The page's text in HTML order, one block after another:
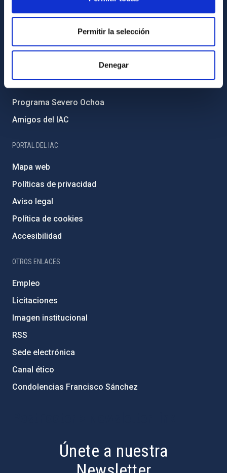
Permitir la selección
Denegar
Igualdad y diversidad de género
Medio Ambiente y Sostenibilidad
Proyectos institucionales
Financiación externa
Programa Severo Ochoa
Amigos del IAC
PORTAL DEL IAC
Mapa web
Políticas de privacidad
Aviso legal
Política de cookies
Accesibilidad
OTROS ENLACES
Empleo
Licitaciones
Imagen institucional
RSS
Sede electrónica
Canal ético
Condolencias Francisco Sánchez
Únete a nuestra